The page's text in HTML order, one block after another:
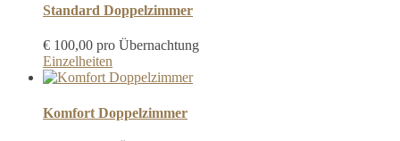
Standard Doppelzimmer
€ 100,00 pro Übernachtung
Einzelheiten
Komfort Doppelzimmer